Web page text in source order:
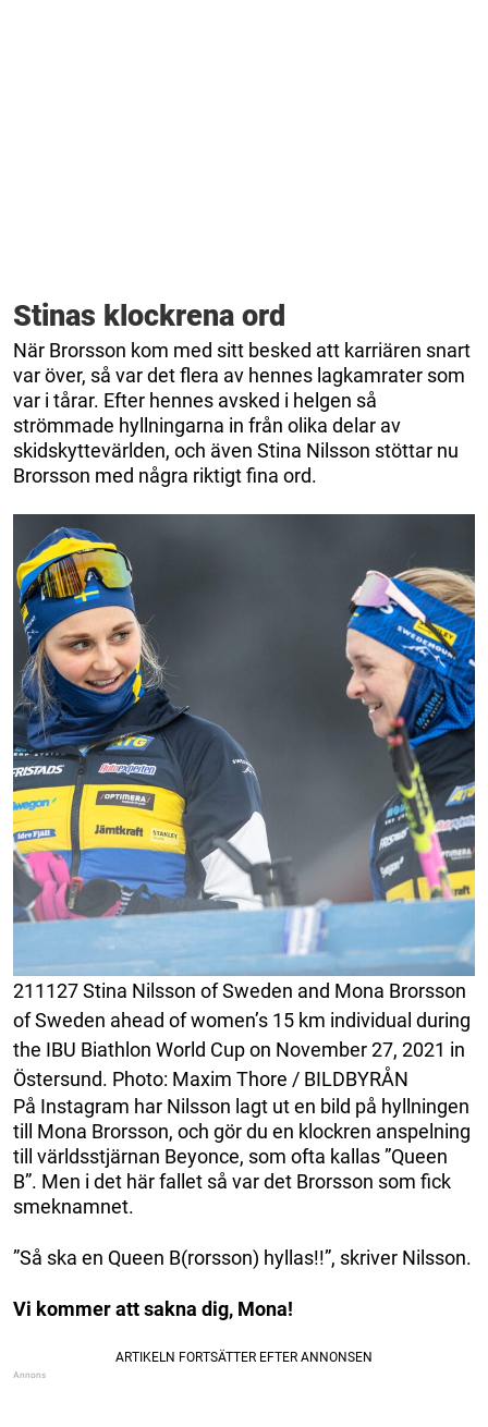
Stinas klockrena ord
När Brorsson kom med sitt besked att karriären snart
var över, så var det flera av hennes lagkamrater som
var i tårar. Efter hennes avsked i helgen så
strömmade hyllningarna in från olika delar av
skidskyttevärlden, och även Stina Nilsson stöttar nu
Brorsson med några riktigt fina ord.
211127 Stina Nilsson of Sweden and Mona Brorsson
of Sweden ahead of women’s 15 km individual during
the IBU Biathlon World Cup on November 27, 2021 in
Östersund. Photo: Maxim Thore / BILDBYRÅN
På Instagram har Nilsson lagt ut en bild på hyllningen
till Mona Brorsson, och gör du en klockren anspelning
till världsstjärnan Beyonce, som ofta kallas ”Queen
B”. Men i det här fallet så var det Brorsson som fick
smeknamnet.
”Så ska en Queen B(rorsson) hyllas!!”, skriver Nilsson.
Vi kommer att sakna dig, Mona!